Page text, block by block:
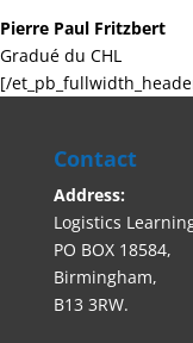
Pierre Paul Fritzbert
Gradué du CHL
[/
Contact
Address:
Logistics
PO BOX 18584,
Birmingham,
B13 3RW.